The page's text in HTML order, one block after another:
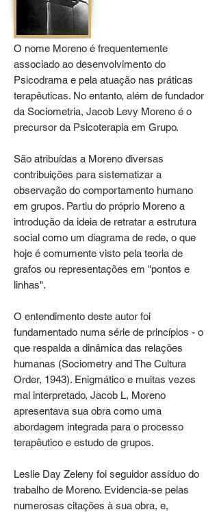
O nome Moreno é frequentemente
associado ao desenvolvimento do
Psicodrama e pela atuação nas práticas
terapêuticas. No entanto, além de fundador
da Sociometria, Jacob Levy Moreno é o
precursor da Psicoterapia em Grupo.
São atribuídas a Moreno diversas
contribuições para sistematizar a
observação do comportamento humano
em grupos. Partiu do próprio Moreno a
introdução da ideia de retratar a estrutura
social como um diagrama de rede, o que
hoje é comumente visto pela teoria de
grafos ou representações em "pontos e
linhas".
O entendimento deste autor foi
fundamentado numa série de princípios - o
que respalda a dinâmica das relações
humanas (Sociometry and The Cultura
Order, 1943). Enigmático e muitas vezes
mal interpretado, Jacob L, Moreno
apresentava sua obra como uma
abordagem integrada para o processo
terapêutico e estudo de grupos.
Leslie Day Zeleny foi seguidor assíduo do
trabalho de Moreno. Evidencia-se pelas
numerosas citações à sua obra, e,